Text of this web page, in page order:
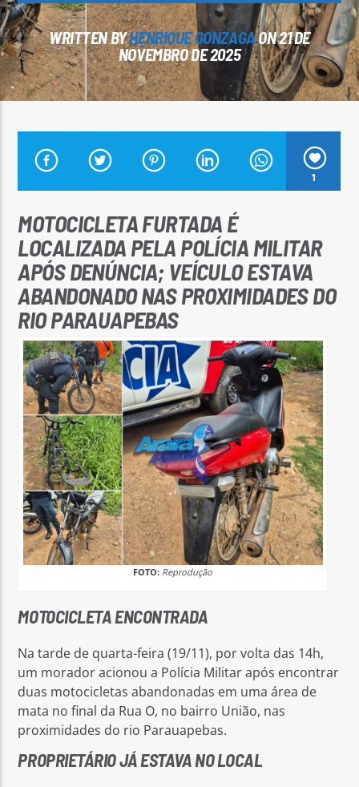
WRITTEN BYHENRIQUE GONZAGAON 21 DE
NOVEMBRO DE 2025
1
MOTOCICLETA FURTADA É
LOCALIZADA PELA POLÍCIA MILITAR
APÓS DENÚNCIA; VEÍCULO ESTAVA
ABANDONADO NAS PROXIMIDADES DO
RIO PARAUAPEBAS
FOTO: Reprodução
MOTOCICLETA ENCONTRADA
Na tarde de quarta-feira (19/11), por volta das 14h,
um morador acionou a Polícia Militar após encontrar
duas motocicletas abandonadas em uma área de
mata no final da Rua O, no bairro União, nas
proximidades do rio Parauapebas.
PROPRIETÁRIO JÁ ESTAVA NO LOCAL